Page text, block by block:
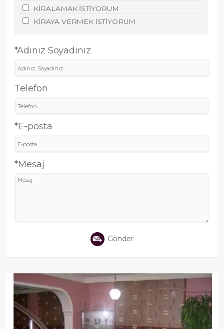
KİRALAMAK İSTİYORUM
KİRAYA VERMEK İSTİYORUM
*Adınız Soyadınız
Telefon
*E-posta
*Mesaj
Gönder